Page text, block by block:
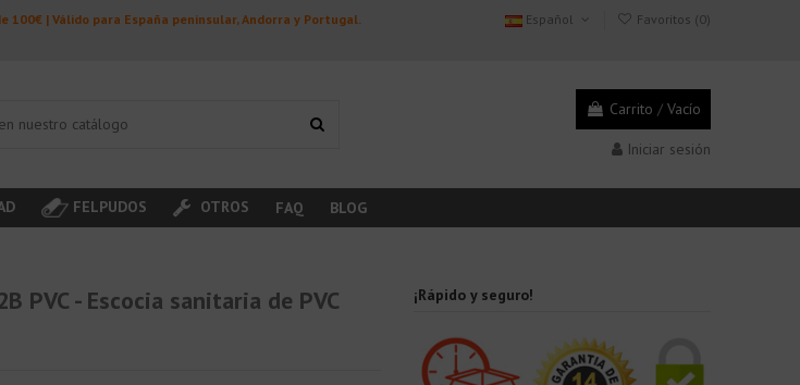
| Válido para España peninsular, Andorra y Portugal. Español Favoritos (0)
Carrito / Vacío
Iniciar sesión
FELPUDOS OTROS FAQ BLOG
PVC - Escocia sanitaria de PVC
¡Rápido y seguro!